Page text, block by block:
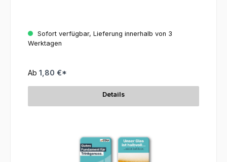
Sofort verfügbar, Lieferung innerhalb von 3
Werktagen
Ab 1,80 €*
Details